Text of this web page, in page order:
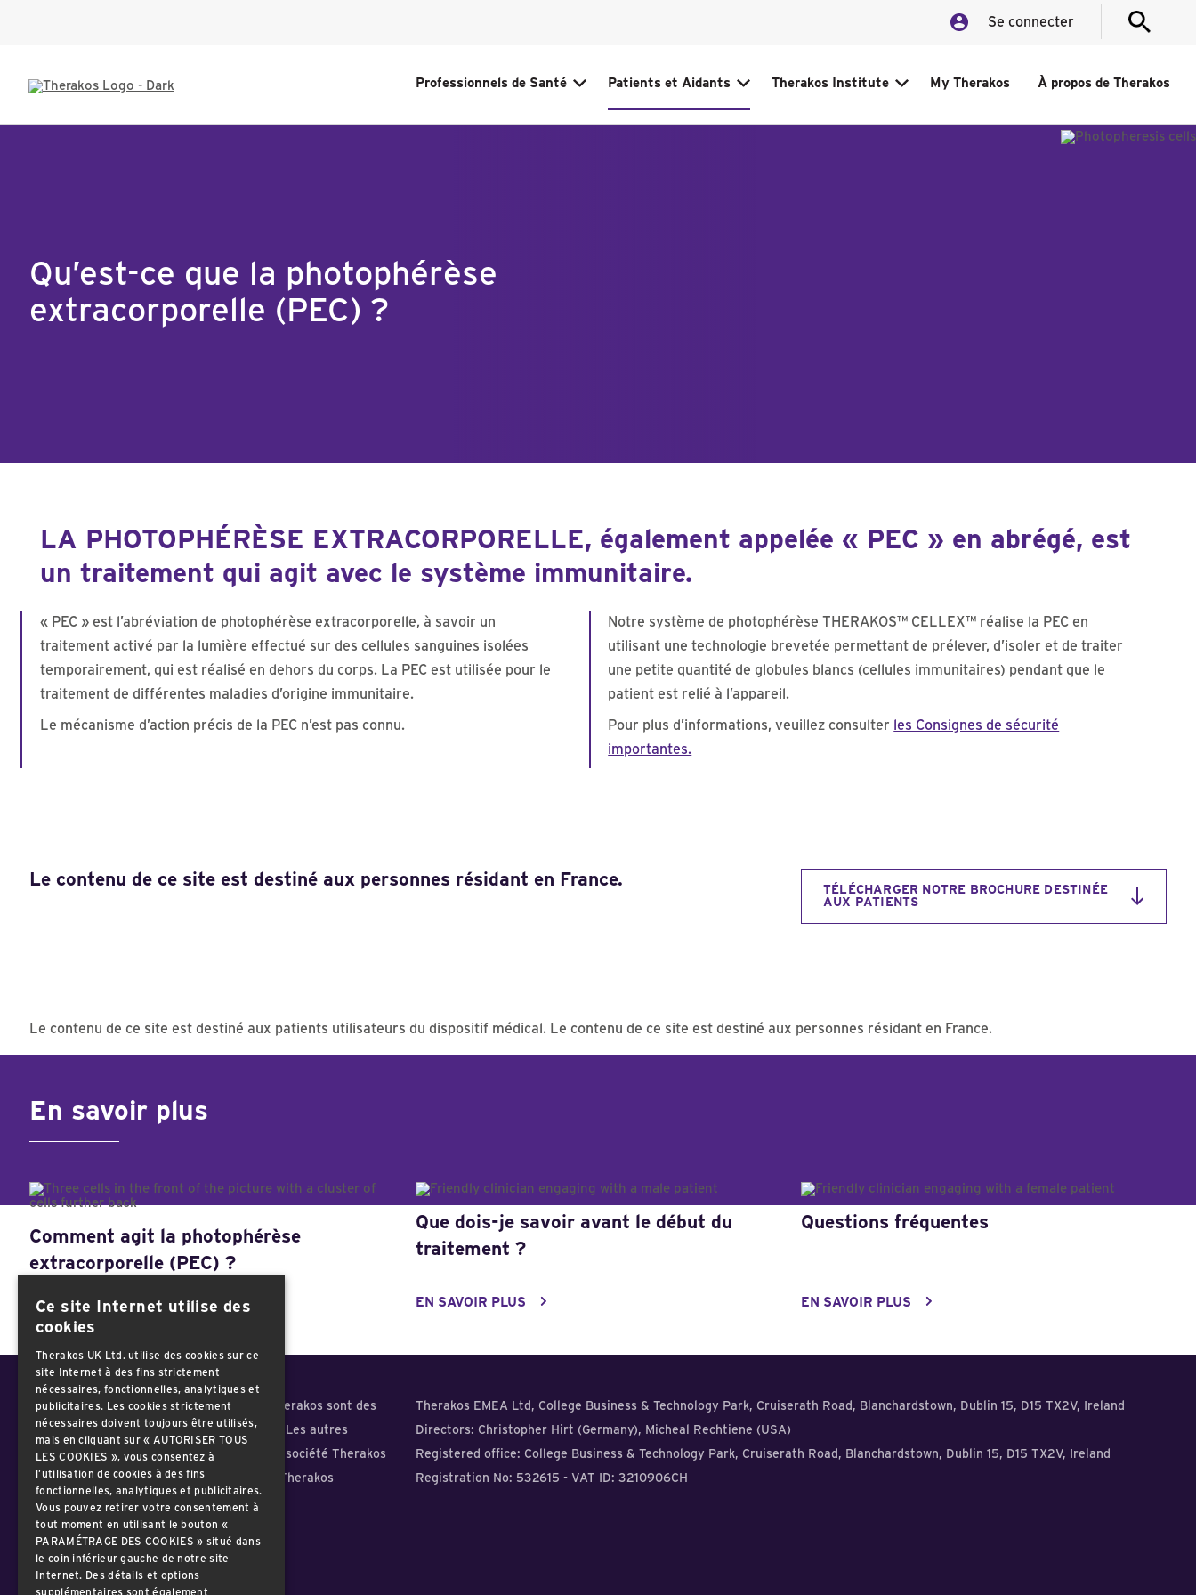
Se connecter
Professionnels de Santé Patients et Aidants Therakos Institute My Therakos À propos de Therakos
Qu’est-ce que la photophérèse
extracorporelle (PEC) ?
LA PHOTOPHÉRÈSE EXTRACORPORELLE, également appelée « PEC » en abrégé, est
un traitement qui agit avec le système immunitaire.
« PEC » est l’abréviation de photophérèse extracorporelle, à savoir un
traitement activé par la lumière effectué sur des cellules sanguines isolées
temporairement, qui est réalisé en dehors du corps. La PEC est utilisée pour le
traitement de différentes maladies d’origine immunitaire.
Le mécanisme d’action précis de la PEC n’est pas connu.
Notre système de photophérèse THERAKOS™ CELLEX™ réalise la PEC en
utilisant une technologie brevetée permettant de prélever, d’isoler et de traiter
une petite quantité de globules blancs (cellules immunitaires) pendant que le
patient est relié à l’appareil.
Pour plus d’informations, veuillez consulter les Consignes de sécurité
importantes.
Le contenu de ce site est destiné aux personnes résidant en France.
TÉLÉCHARGER NOTRE BROCHURE DESTINÉE
AUX PATIENTS
Le contenu de ce site est destiné aux patients utilisateurs du dispositif médical. Le contenu de ce site est destiné aux personnes résidant en France.
En savoir plus
Comment agit la photophérèse
extracorporelle (PEC) ?
EN SAVOIR PLUS
Que dois-je savoir avant le début du
traitement ?
EN SAVOIR PLUS
Questions fréquentes
EN SAVOIR PLUS
Therakos, la marque du cercle et le logo Therakos sont des
marques déposées d'une société Therakos. Les autres
marques sont des marques déposées d'une société Therakos
ou de leurs propriétaires respectifs. 2024 Therakos
FR-2400055 Décembre 2024
Therakos EMEA Ltd, College Business & Technology Park, Cruiserath Road, Blanchardstown, Dublin 15, D15 TX2V, Ireland
Directors: Christopher Hirt (Germany), Micheal Rechtiene (USA)
Registered office: College Business & Technology Park, Cruiserath Road, Blanchardstown, Dublin 15, D15 TX2V, Ireland
Registration No: 532615 - VAT ID: 3210906CH
Ce site Internet utilise des
cookies
Therakos UK Ltd. utilise des cookies sur ce
site Internet à des fins strictement
nécessaires, fonctionnelles, analytiques et
publicitaires. Les cookies strictement
nécessaires doivent toujours être utilisés,
mais en cliquant sur « AUTORISER TOUS
LES COOKIES », vous consentez à
l’utilisation de cookies à des fins
fonctionnelles, analytiques et publicitaires.
Vous pouvez retirer votre consentement à
tout moment en utilisant le bouton «
PARAMÉTRAGE DES COOKIES » situé dans
le coin inférieur gauche de notre site
Internet. Des détails et options
supplémentaires sont également